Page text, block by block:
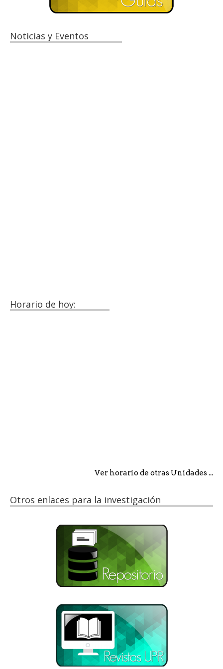
Noticias y Eventos
Horario de hoy:
Ver horario de otras Unidades ...
Otros enlaces para la investigación